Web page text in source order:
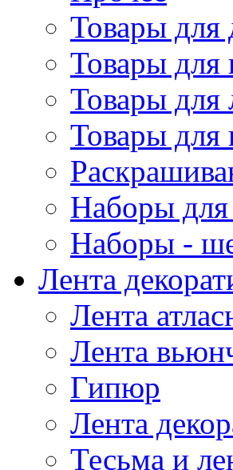
Товары для
Товары для
Товары для
Товары для
Наборы для
Наборы -
Лента
Лента
Лента
Гипюр
Лента
Тесьма и